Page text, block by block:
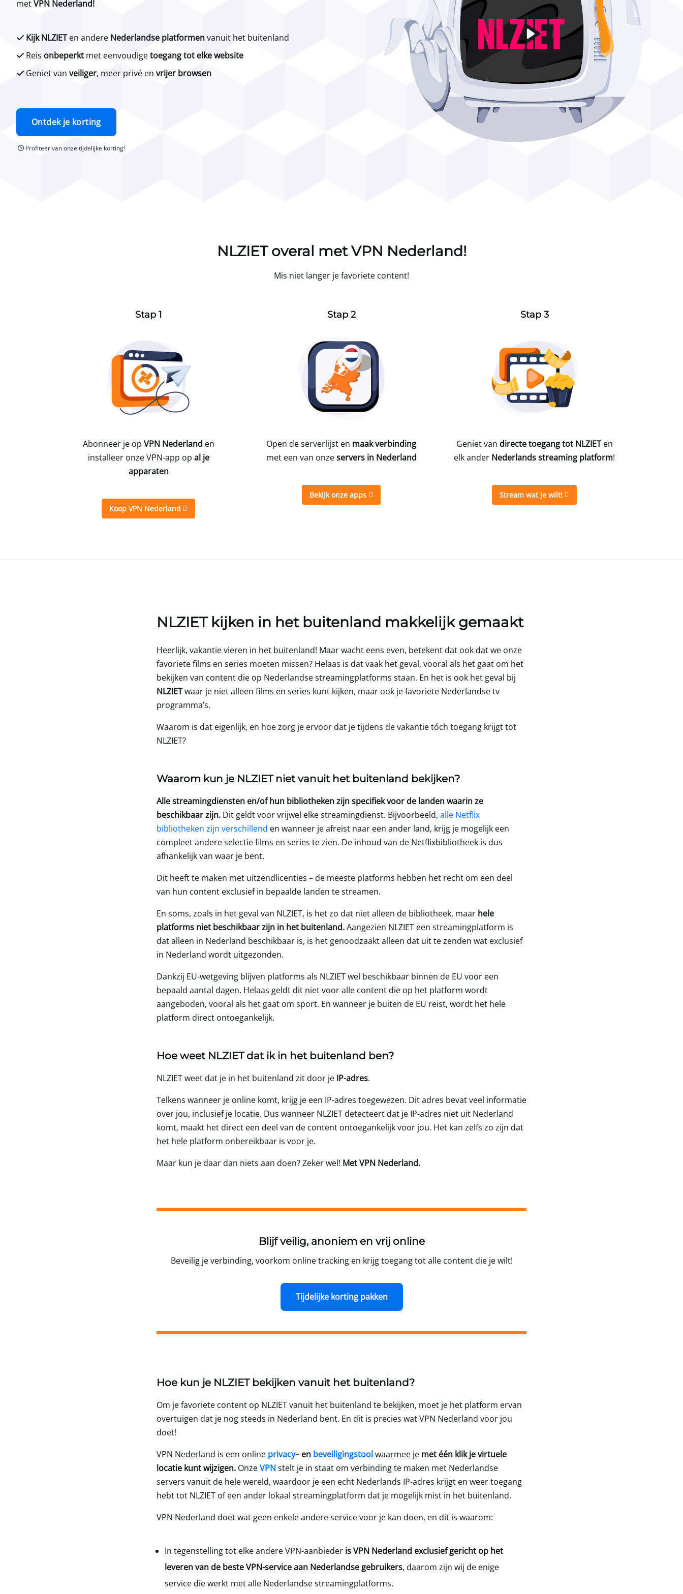
metVPN Nederland!
Kijk NLZIETen andere Nederlandse platformenvanuit het buitenland
Reis onbeperkt met eenvoudigetoegang tot elke website
Geniet van veiliger, meer privé en vrijer browsen
Ontdek je korting
Profiteer van onze tijdelijke korting!
NLZIET overal metVPN Nederland!
Mis niet langer je favoriete content!
Stap 1
Abonneer je op VPN Nederland en
installeer onze VPN-app op al je
apparaten
Koop VPN Nederland
Stap 2
Open de serverlijst en maak verbinding
met een van onzeservers in Nederland
Bekijk onze apps
Stap 3
Geniet van directe toegang tot NLZIETen
elk ander Nederlands streaming platform!
Stream wat je wilt!
NLZIET kijken in het buitenland makkelijk gemaakt
Heerlijk, vakantie vieren in het buitenland! Maar wacht eens even, betekent dat ook dat we onze
favoriete films en series moeten missen? Helaas is dat vaak het geval, vooral als het gaat om het
bekijken van content die op Nederlandse streamingplatforms staan. En het is ook het geval bij
NLZIETwaar je niet alleen films en series kunt kijken, maar ook je favoriete Nederlandse tv
programma’s.
Waarom is dat eigenlijk, en hoe zorg je ervoor dat je tijdens de vakantie tóch toegang krijgt tot
NLZIET?
Waarom kun je NLZIET niet vanuit het buitenland bekijken?
Alle streamingdiensten en/of hun bibliotheken zijn specifiek voor de landen waarin ze
beschikbaar zijn. Dit geldt voor vrijwel elke streamingdienst. Bijvoorbeeld, alle Netflix
bibliotheken zijn verschillend en wanneer je afreist naar een ander land, krijg je mogelijk een
compleet andere selectie films en series te zien. De inhoud van de Netflixbibliotheek is dus
afhankelijk van waar je bent.
Dit heeft te maken met uitzendlicenties – de meeste platforms hebben het recht om een deel
van hun content exclusief in bepaalde landen te streamen.
En soms, zoals in het geval van NLZIET, is het zo dat niet alleen de bibliotheek, maar hele
platforms niet beschikbaar zijn in het buitenland.Aangezien NLZIET een streamingplatform is
dat alleen in Nederland beschikbaar is, is het genoodzaakt alleen dat uit te zenden wat exclusief
in Nederland wordt uitgezonden.
Dankzij EU-wetgeving blijven platforms als NLZIET wel beschikbaar binnen de EU voor een
bepaald aantal dagen. Helaas geldt dit niet voor alle content die op het platform wordt
aangeboden, vooral als het gaat om sport. En wanneer je buiten de EU reist, wordt het hele
platform direct ontoegankelijk.
Hoe weet NLZIET dat ik in het buitenland ben?
NLZIET weet dat je in het buitenland zit door je IP-adres.
Telkens wanneer je online komt, krijg je een IP-adres toegewezen. Dit adres bevat veel informatie
over jou, inclusief je locatie. Dus wanneer NLZIET detecteert dat je IP-adres niet uit Nederland
komt, maakt het direct een deel van de content ontoegankelijk voor jou. Het kan zelfs zo zijn dat
het hele platform onbereikbaar is voor je.
Maar kun je daar dan niets aan doen? Zeker wel! Met VPN Nederland.
Blijf veilig, anoniem en vrij online
Beveilig je verbinding, voorkom online tracking en krijg toegang tot alle content die je wilt!
Tijdelijke korting pakken
Hoe kun je NLZIET bekijken vanuit het buitenland?
Om je favoriete content op NLZIET vanuit het buitenland te bekijken, moet je het platform ervan
overtuigen dat je nog steeds in Nederland bent. En dit is precies wat VPN Nederland voor jou
doet!
VPN Nederland is een online privacy– en beveiligingstoolwaarmee je met één klik je virtuele
locatie kunt wijzigen. OnzeVPNstelt je in staat om verbinding te maken met Nederlandse
servers vanuit de hele wereld, waardoor je een echt Nederlands IP-adres krijgt en weer toegang
hebt tot NLZIET of een ander lokaal streamingplatform dat je mogelijk mist in het buitenland.
VPN Nederland doet wat geen enkele andere service voor je kan doen, en dit is waarom:
In tegenstelling tot elke andere VPN-aanbieder isVPN Nederland exclusief gericht op het
leveren van de beste VPN-service aan Nederlandse gebruikers, daarom zijn wij de enige
service die werkt met alle Nederlandse streamingplatforms.